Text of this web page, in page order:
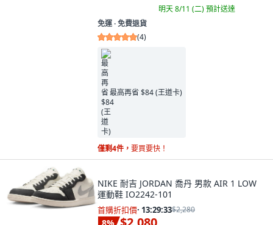
明天 8/11 (二)預計送達
免運 ∙ 免費退貨
(4)
最高再省 $84 (王道卡)
僅剩4件， 要買要快！
NIKE 耐吉 JORDAN 喬丹 男款 AIR 1 LOW
運動鞋 IO2242-101
首購折扣價· 13:29:32$2,280